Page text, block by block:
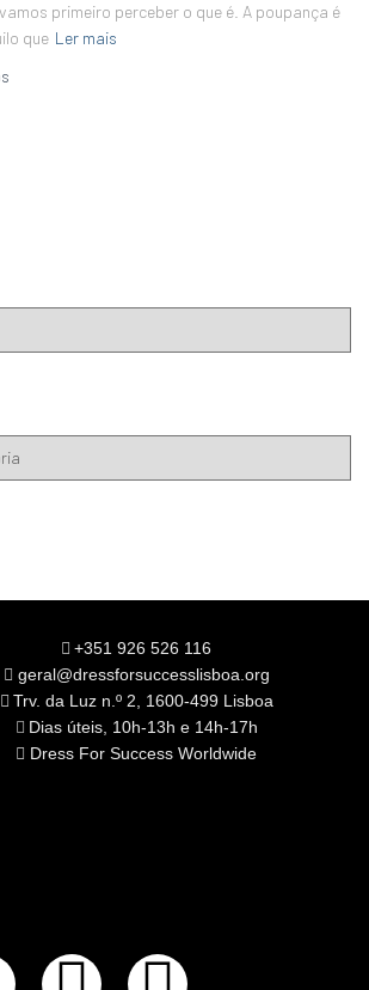
primeiro perceber o que é. A poupança é
que Ler mais
+351 926 526 116
geral@dressforsuccesslisboa.org
Trv. da Luz n.º 2, 1600-499 Lisboa
Dias úteis, 10h-13h e 14h-17h
Dress For Success Worldwide